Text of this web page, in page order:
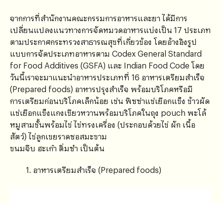
จากการที่สํานักงานคณะกรรมการอาหารและยา ได้มีการ
เปลี่ยนแปลงแนวทางการจัดหมวดอาหารแบ่งเป็น 17 ประเภท
ตามประกาศกระทรวงสาธารณสุขที่เกี่ยวข้อง โดยอ้างอิงรูป
แบบการจัดประเภทอาหารตาม Codex General Standard
for Food Additives (GSFA) และ Indian Food Code โดย
วันนี้เราจะมาแนะนำอาหารประเภทที่ 16 อาหารเตรียมสําเร็จ
(Prepared foods) อาหารปรุงสําเร็จ พร้อมบริโภคหรือมี
การเตรียมก่อนบริโภคเล็กน้อย เช่น พิซซ่าแช่เยือกแข็ง ข้าวผัด
แช่เยือกแข็งแกงเขียวหวานพร้อมบริโภคในถุง pouch พะโล้
หมูสามชั้นพร้อมไข่ ไข่ทรงเครื่อง (ประกอบด้วยไข่ ผัก เนื้อ
สัตว์) ไข่ลูกเขยราดซอสมะขาม
ขนมจีบ ฮะเก๋า ติ่มซำ เป็นต้น
อาหารเตรียมสําเร็จ (Prepared foods)